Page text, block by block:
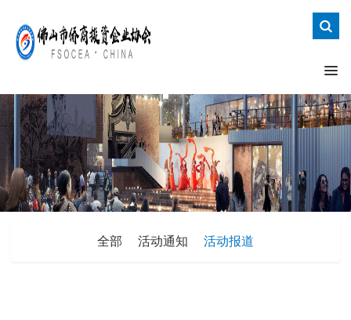
全部 活动通知 活动报道